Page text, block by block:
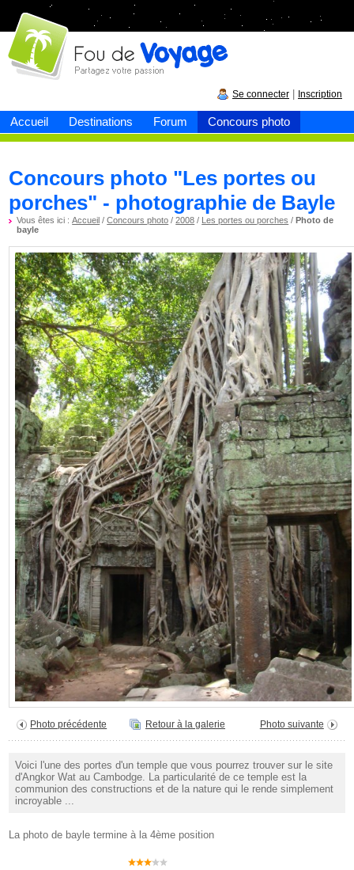
Accueil Destinations Forum Concours photo
Fou devoyage
Se connecter Inscription
Concours photo "Les portes ou
porches" - photographie de Bayle
Vous êtes ici :Accueil /Concours photo /2008 / Les portes ou porches /Photo de
bayle
Photo précédente Retour à la galerie Photo suivante
Voici l'une des portes d'un temple que vous pourrez trouver sur le site
d'Angkor Wat au Cambodge. La particularité de ce temple est la
communion des constructions et de la nature qui le rende simplement
incroyable ...
La photo de bayle termine à la 4ème position